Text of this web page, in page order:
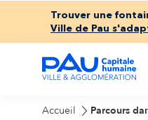
Trouver une
Ville de Pau
Accueil Parcours